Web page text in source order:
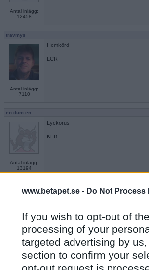
www.betapet.se - Do Not Process
If you wish to opt-out of
processing of your
targeted advertising by
section to confirm your
opt-out request is
Antal inlägg:
12458
travmys
Antal inlägg:
7110
Hemkörd
LCR
en dum en
Antal inlägg:
13194
Lyckorus
KEB
12458
Kebab